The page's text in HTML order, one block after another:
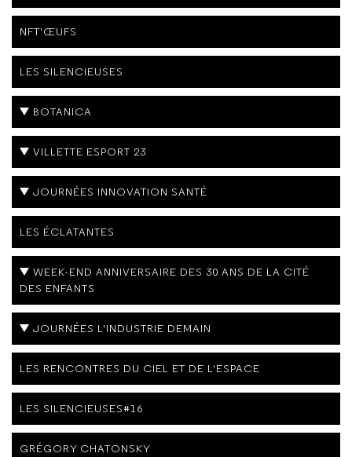
NFT'ŒUFS
LES SILENCIEUSES
BOTANICA
VILLETTE ESPORT 23
JOURNÉES INNOVATION SANTÉ
LES ÉCLATANTES
WEEK-END ANNIVERSAIRE DES 30 ANS DE LA CITÉ
DES ENFANTS
JOURNÉES L'INDUSTRIE DEMAIN
LES RENCONTRES DU CIEL ET DE L'ESPACE
LES SILENCIEUSES#16
GRÉGORY CHATONSKY